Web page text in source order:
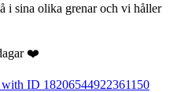
i sina olika grenar och vi håller
❤️
ID 18206544922361150